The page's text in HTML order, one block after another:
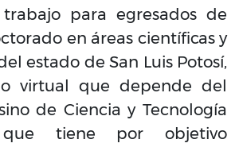
para egresados de
en áreas científicas y
estado de San Luis Potosí,
virtual que depende del
de Ciencia y Tecnología
que tiene por objetivo